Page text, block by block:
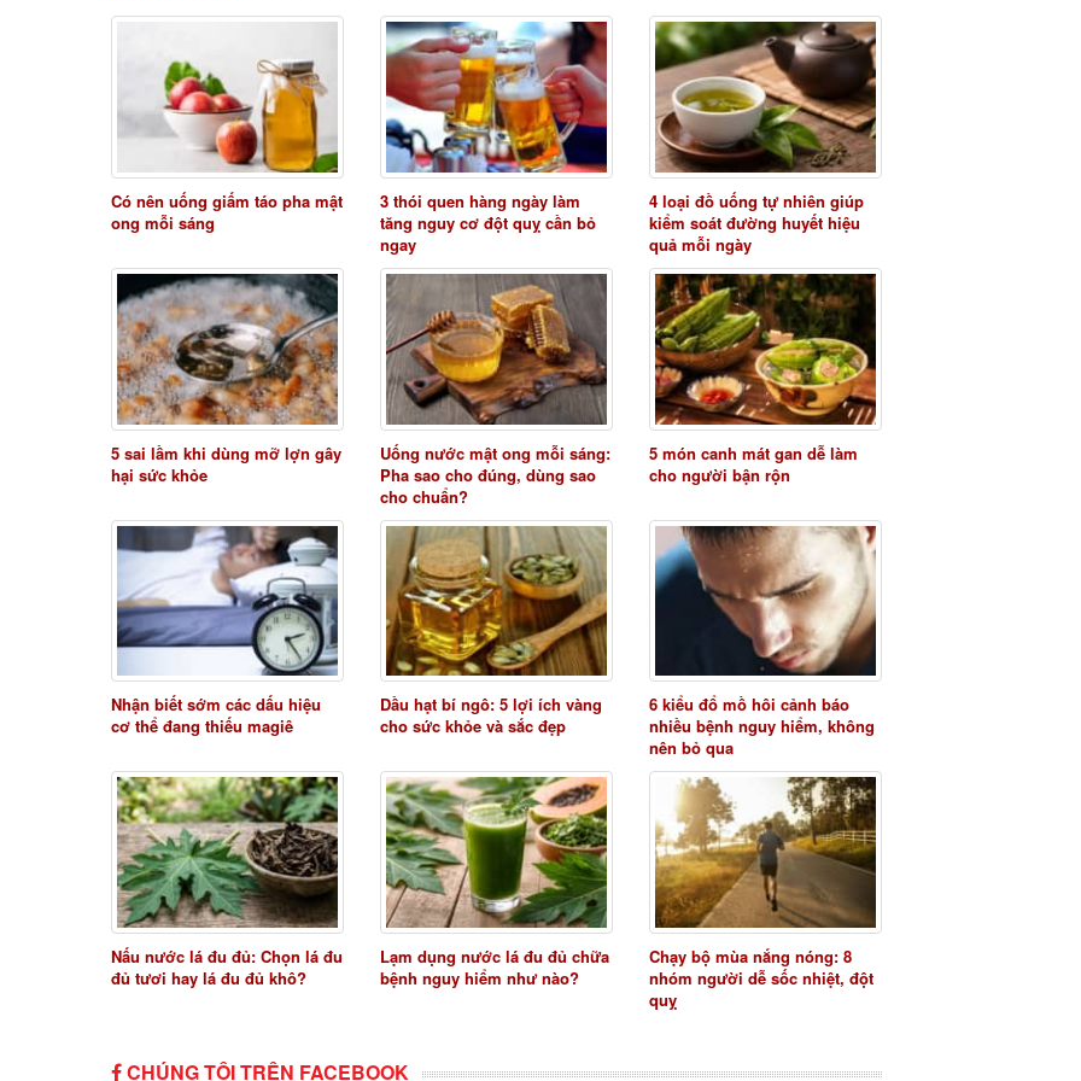
Có nên uống giấm táo pha mật
ong mỗi sáng
3 thói quen hàng ngày làm
tăng nguy cơ đột quỵ cần bỏ
ngay
4 loại đồ uống tự nhiên giúp
kiểm soát đường huyết hiệu
quả mỗi ngày
5 sai lầm khi dùng mỡ lợn gây
hại sức khỏe
Uống nước mật ong mỗi sáng:
Pha sao cho đúng, dùng sao
cho chuẩn?
5 món canh mát gan dễ làm
cho người bận rộn
Nhận biết sớm các dấu hiệu
cơ thể đang thiếu magiê
Dầu hạt bí ngô: 5 lợi ích vàng
cho sức khỏe và sắc đẹp
6 kiểu đổ mồ hôi cảnh báo
nhiều bệnh nguy hiểm, không
nên bỏ qua
Nấu nước lá đu đủ: Chọn lá đu
đủ tươi hay lá đu đủ khô?
Lạm dụng nước lá đu đủ chữa
bệnh nguy hiểm như nào?
Chạy bộ mùa nắng nóng: 8
nhóm người dễ sốc nhiệt, đột
quỵ
CHÚNG TÔI TRÊN FACEBOOK